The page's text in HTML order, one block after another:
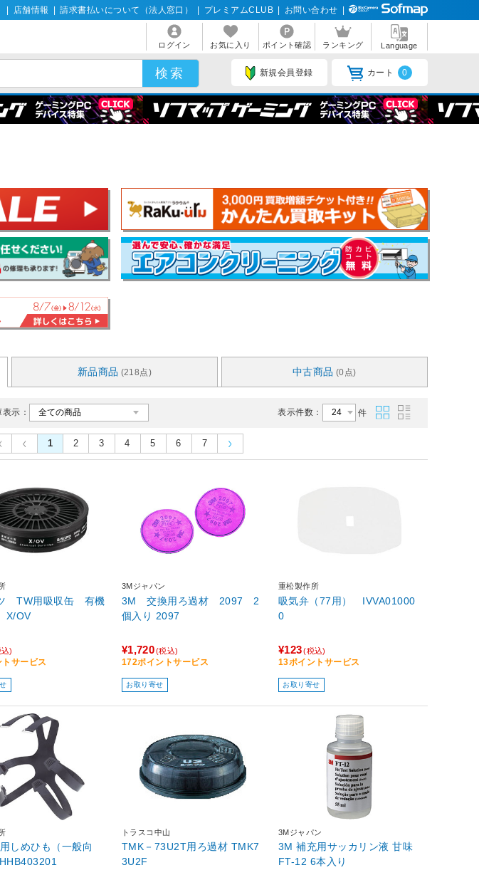
店舗情報 請求書払いについて（法人窓口） プレミアムCLUB お問い合わせ
ログイン お気に入り ポイント確認 ランキング Language
新規会員登録 カート 0
新品商品 (218点) 中古商品 (0点)
示： 表示件数： 件
1 2 3 4 5 6 7
TW用吸収缶 有機
X/OV
)
サービス
3Mジャパン
3M 交換用ろ過材 2097 2
個入り 2097
¥1,720(税込)
172ポイントサービス
お取り寄せ
重松製作所
吸気弁（77用） IVVA01000
0
¥123 (税込)
13ポイントサービス
お取り寄せ
しめひも（一般向
トラスコ中山
TMK－73U2T用ろ過材 TMK7
3U2F
3Mジャパン
3M 補充用サッカリン液 甘味
FT-12 6本入り